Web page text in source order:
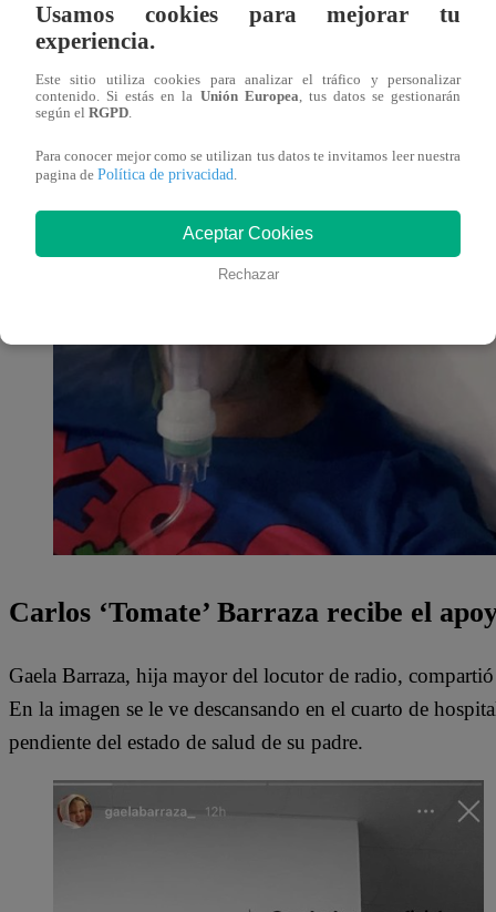
Carlos ‘Tomate’ Barraza recibe el
Gaela Barraza, hija mayor del locutor de radio,
En la imagen se le ve descansando en el cuarto de
pendiente del estado de salud de su padre.
Usamos cookies para mejorar tu
experiencia.
Este sitio utiliza cookies para analizar el tráfico y personalizar
contenido. Si estás en la Unión Europea, tus datos se gestionarán
según el RGPD.
Para conocer mejor como se utilizan tus datos te invitamos leer nuestra
pagina de Política de privacidad.
Aceptar Cookies
Rechazar